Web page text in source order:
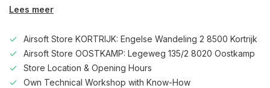
Lees meer
Airsoft Store KORTRIJK: Engelse Wandeling 2 8500 Kortrijk
Airsoft Store OOSTKAMP: Legeweg 135/2 8020 Oostkamp
Store Location & Opening Hours
Own Technical Workshop with Know-How